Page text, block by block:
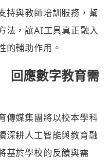
持與教師培訓服務，幫
法，讓AI工具真正融入
的輔助作用。
回應數字教育需
傳媒集團將以校本學科
深耕人工智能與教育融
基於學校的反饋與需